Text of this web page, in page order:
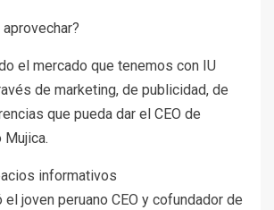
el mercado que tenemos con IU
de marketing, de publicidad, de
que pueda dar el CEO de
Mujica.
informativos
joven peruano CEO y cofundador de